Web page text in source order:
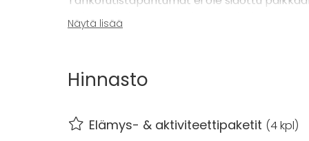
Voimme järjestää tapahtuman
myös meidän yhteistyökumppaneitamme.
Ohjaajamme hoitavat koko tapahtuman
Kokonaisuuteen kuuluu tapahtuman
kasaaminen ja LED-seurantataulut, joista
Näytä lisää
Hinnasto
Elämys- & aktiviteettipaketit (4 kpl)